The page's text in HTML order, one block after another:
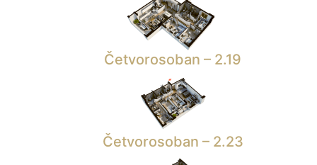
Četvorosoban – 2.19
Četvorosoban – 2.23